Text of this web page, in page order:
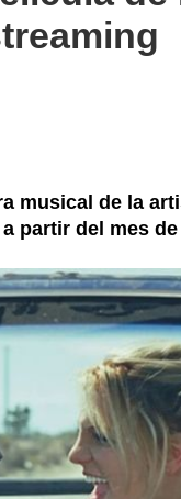
musical de la
partir del mes